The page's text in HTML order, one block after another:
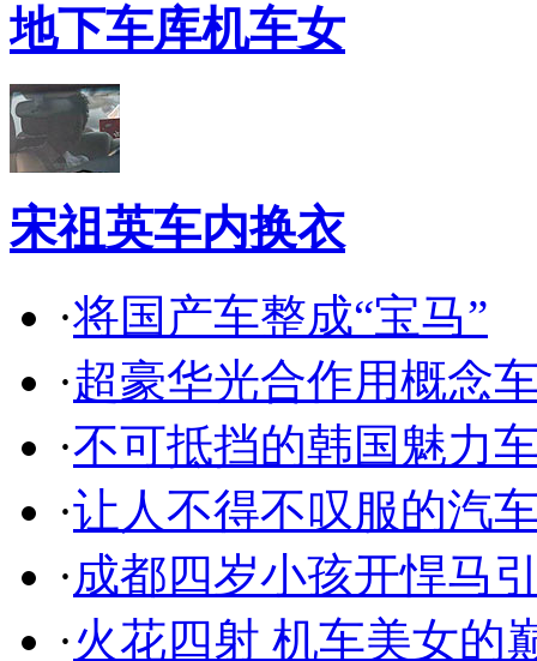
地下车库机车女
宋祖英车内换衣
·将国产车整成“宝马”
·超豪华光合作用概念
·不可抵挡的韩国魅力
·让人不得不叹服的汽
·成都四岁小孩开悍马
·火花四射 机车美女的